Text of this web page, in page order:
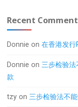
Recent
Donnie on在香港发
Donnie on三步检验
款
tzy on三步检验法不